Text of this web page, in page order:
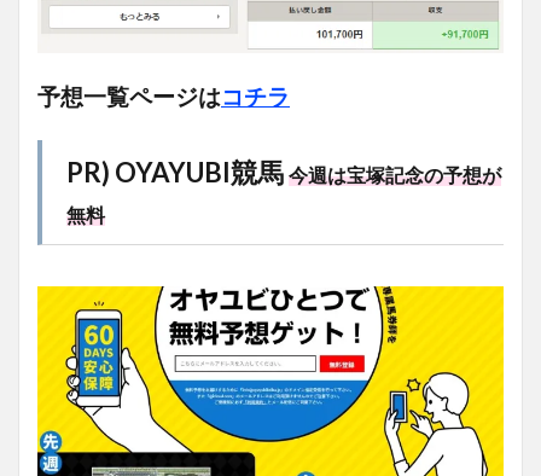
予想一覧ページはコチラ
PR) OYAYUBI競馬 今週は宝塚記念の予想が
無料